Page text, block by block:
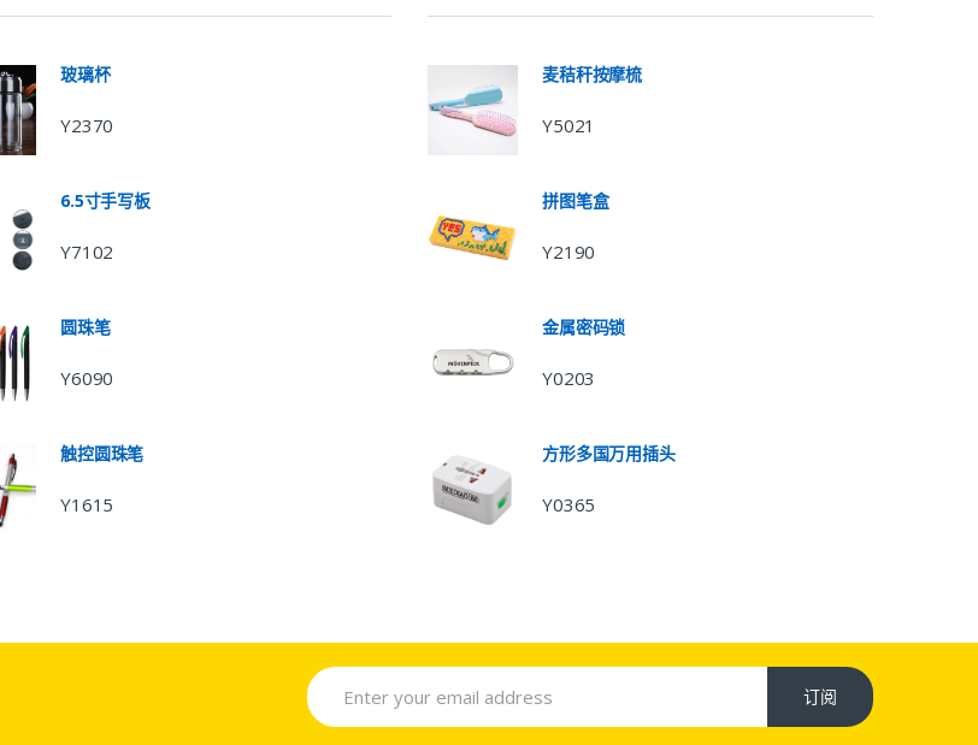
玻璃杯
Y2370
6.5寸手写板
Y7102
圆珠笔
Y6090
触控圆珠笔
Y1615
麦秸秆按摩梳
Y5021
拼图笔盒
Y2190
金属密码锁
Y0203
方形多国万用插头
Y0365
订阅